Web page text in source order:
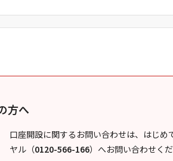
方へ
口座開設に関するお問い合わせは、はじめ
ヤル （0120-566-166） へお問い合わせくだ